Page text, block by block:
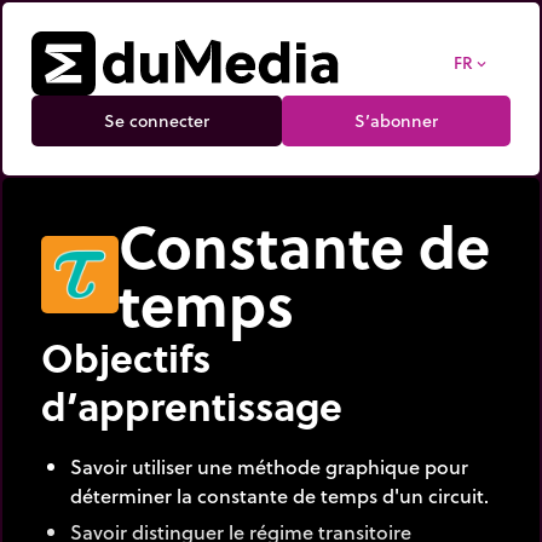
FR expand_more
Se connecter S’abonner
Constante de
temps
Objectifs
d’apprentissage
Savoir utiliser une méthode graphique pour
déterminer la constante de temps d'un circuit.
Savoir distinguer le régime transitoire